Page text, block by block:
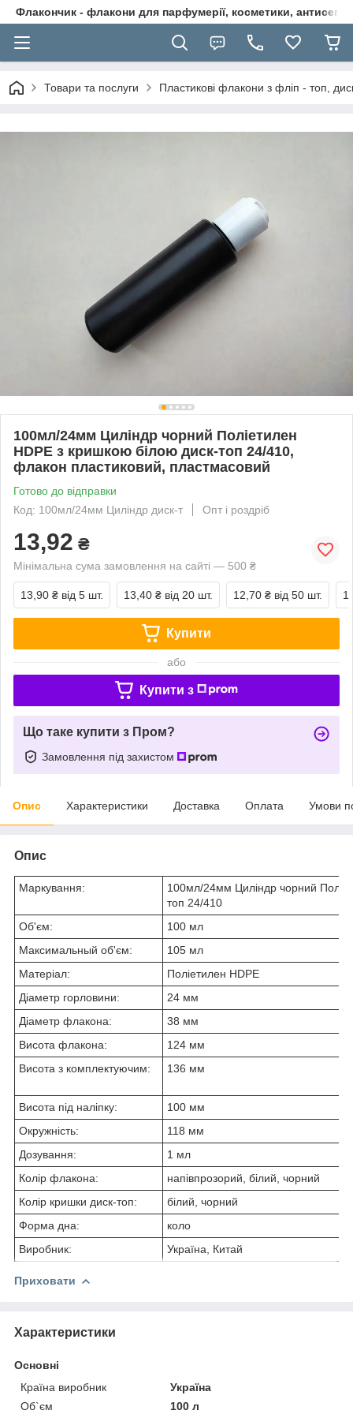
Флакончик - флакони для парфумерії, косметики,
Товари та послуги Пластикові флакони з фліп - топ,
100мл/24мм Циліндр чорний Поліетилен
HDPE з кришкою білою диск-топ 24/410,
флакон пластиковий, пластмасовий
Готово до відправки
Код: 100мл/24мм Циліндр диск-т
Опт і роздріб
13,92 ₴
Мінімальна сума замовлення на сайті — 500 ₴
13,90 ₴ від 5 шт. 13,40 ₴ від 20 шт. 12,70 ₴ від 50 шт.
Купити
або
Купити з
Що таке купити з Пром?
Замовлення під захистом
Опис Характеристики Доставка Оплата Умови
Опис
Маркування:
100мл/24мм Циліндр чорний
топ 24/410
Об'єм:
100 мл
Максимальный об'єм:
105 мл
Матеріал:
Поліетилен HDPE
Діаметр горловини:
24 мм
Діаметр флакона:
38 мм
Висота флакона:
124 мм
Висота з комплектуючим:
136 мм
Висота під наліпку:
100 мм
Окружність:
118 мм
Дозування:
1 мл
Колір флакона:
напівпрозорий, білий, чорний
Колір кришки диск-топ:
білий, чорний
Форма дна:
коло
Виробник:
Україна, Китай
Приховати
Характеристики
Основні
Країна виробник
Україна
Об`єм
100 л